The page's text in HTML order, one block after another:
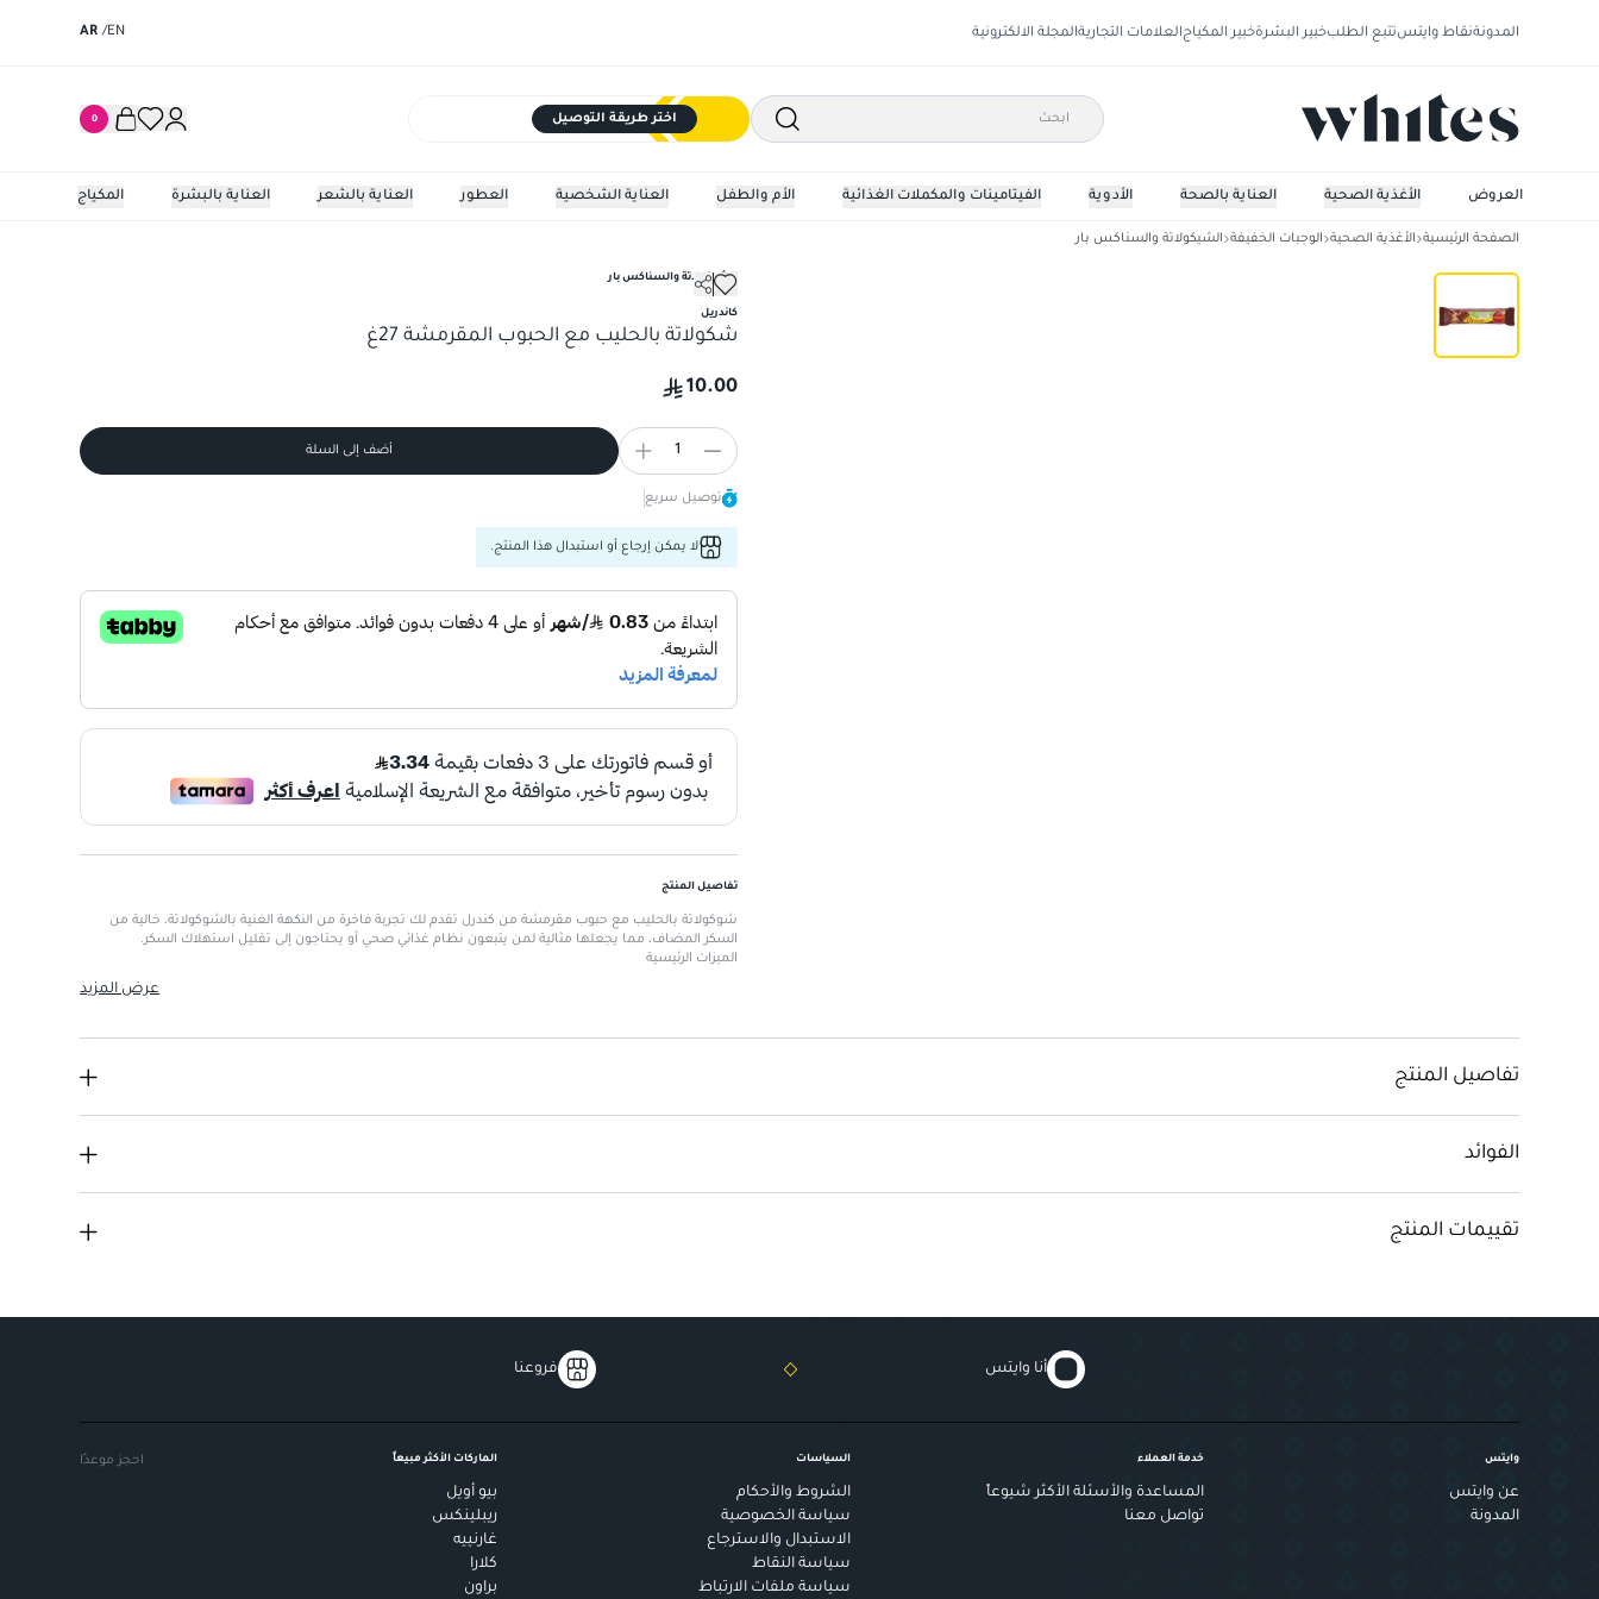
المدونةنقاط وايتستتبع الطلبخبير البشرةخبير المكياجالعلامات التجاريةالمجلة الالكترونية EN
/
AR
اختر طريقة التوصيل 0
المكياج العناية بالبشرة العناية بالشعر العطور العناية الشخصية الأم والطفل الفيتامينات والمكملات الغذائية الأدوية العناية بالصحة الأغذية الصحية العروض
الصفحة الرئيسية الأغذية الصحية الوجبات الخفيفة الشيكولاتة والسناكس بار
الشيكولاتة والسناكس بار
كاندريل
شكولاتة بالحليب مع الحبوب المقرمشة 27غ
10.00
1 أضف إلى السلة
توصيل سريع
لا يمكن إرجاع أو استبدال هذا المنتج.
تفاصيل المنتج
شوكولاتة بالحليب مع حبوب مقرمشة من كندرل تقدم لك تجربة فاخرة من النكهة الغنية بالشوكولاتة، خالية من
السكر المضاف، مما يجعلها مثالية لمن يتبعون نظام غذائي صحي أو يحتاجون إلى تقليل استهلاك السكر.
الميزات الرئيسية
سعرات حرارية منخفضة: تمنحك خيارًا خاليًا من الذنب.
عرض المزيد
تفاصيل المنتج
الفوائد
تقييمات المنتج
أنا وايتس فروعنا
وايتس
عن وايتس
المدونة
خدمة العملاء
المساعدة والأسئلة الأكثر شيوعاً
تواصل معنا
السياسات
الشروط والأحكام
سياسة الخصوصية
الاستبدال والاسترجاع
سياسة النقاط
سياسة ملفات الارتباط
الماركات الأكثر مبيعاً
بيو أويل
ريبلينكس
غارنييه
كلارا
براون
احجز موعدًا